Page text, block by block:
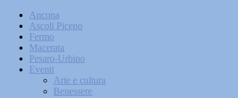
Ancona
Ascoli Piceno
Fermo
Macerata
Pesaro-Urbino
Eventi
Arte e cultura
Benessere